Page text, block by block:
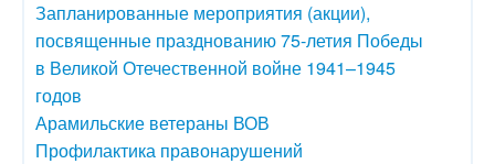
Запланированные мероприятия (акции),
посвященные празднованию 75-летия Победы
в Великой Отечественной войне 1941–1945
годов
Арамильские ветераны ВОВ
Профилактика правонарушений